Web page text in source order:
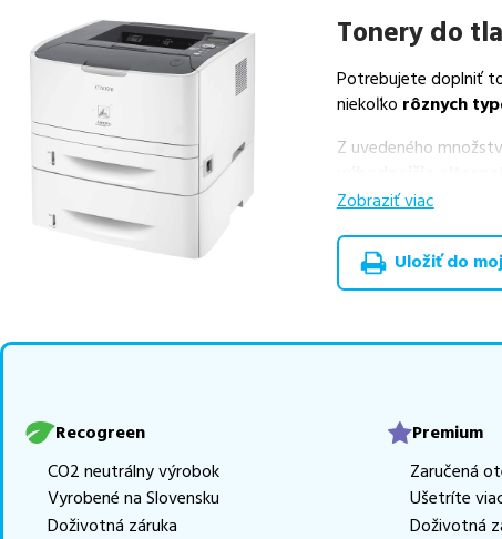
Tonery do
Potrebujete doplniť
niekoľko rôznych
Z uvedeného
v rôznych triedach
Celá táto
produktu nás
Vieme, že pri
10 z nich
Ak si pri výbere nie
najlepšie riešenie.
Zobraziť viac
Uložiť do
Recogreen
CO2 neutrálny výrobok
Vyrobené na Slovensku
Doživotná záruka
Premium
Zaručená
Ušetríte
Doživotná